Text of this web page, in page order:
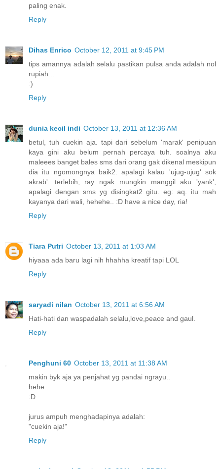
paling enak.
Reply
Dihas Enrico October 12, 2011 at 9:45 PM
tips amannya adalah selalu pastikan pulsa anda adalah nol
rupiah...
:)
Reply
dunia kecil indi October 13, 2011 at 12:36 AM
betul, tuh cuekin aja. tapi dari sebelum 'marak' penipuan
kaya gini aku belum pernah percaya tuh. soalnya aku
maleees banget bales sms dari orang gak dikenal meskipun
dia itu ngomongnya baik2. apalagi kalau 'ujug-ujug' sok
akrab'. terlebih, ray ngak mungkin manggil aku 'yank',
apalagi dengan sms yg disingkat2 gitu. eg: aq. itu mah
kayanya dari wali, hehehe.. :D have a nice day, ria!
Reply
Tiara Putri October 13, 2011 at 1:03 AM
hiyaaa ada baru lagi nih hhahha kreatif tapi LOL
Reply
saryadi nilan October 13, 2011 at 6:56 AM
Hati-hati dan waspadalah selalu,love,peace and gaul.
Reply
Penghuni 60 October 13, 2011 at 11:38 AM
makin byk aja ya penjahat yg pandai ngrayu..
hehe..
:D
jurus ampuh menghadapinya adalah:
"cuekin aja!"
Reply